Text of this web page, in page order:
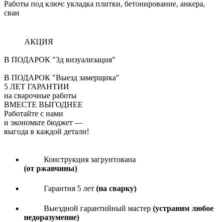
Работы под ключ: укладка плитки, бетонирование, анкера,
сваи
АКЦИЯ
В ПОДАРОК "3д визуализация"
В ПОДАРОК "Выезд замерщика"
5 ЛЕТ ГАРАНТИИ
на сварочные работы
ВМЕСТЕ ВЫГОДНЕЕ
Работайте с нами
и экономьте бюджет —
выгода в каждой детали!
Конструкция загрунтована
(от ржавчины)
Гарантия 5 лет (на сварку)
Выездной гарантийный мастер (устраним любое
недоразумение)